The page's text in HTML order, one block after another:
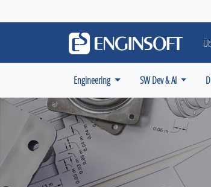
Engineering SW Dev & AI
May we use cookies to